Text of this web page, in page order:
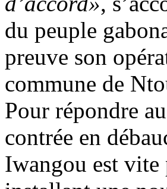
du peuple
preuve son
commune de
Pour répondre
contrée en
Iwangou est vite